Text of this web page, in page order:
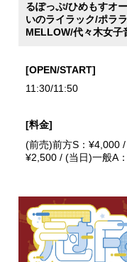
るぽっぷ/ひめもすオ
いのライラック/ポラ
MELLOW/代々木女子
[OPEN/START]
11:30/11:50
[料金]
(前売)前方S：¥4,000
¥2,500 / (当日)一般A